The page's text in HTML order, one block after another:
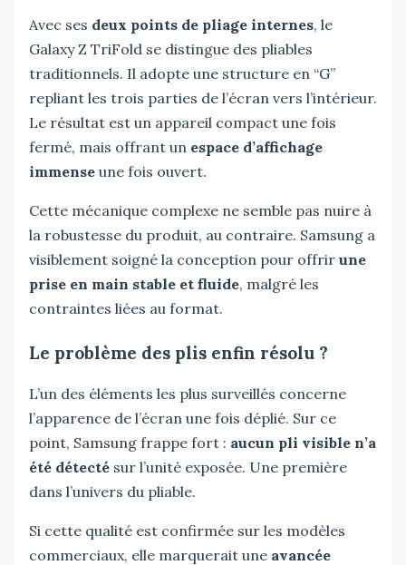
Avec ses deux points de pliage internes, le
Galaxy Z TriFold se distingue des pliables
traditionnels. Il adopte une structure en “G”
repliant les trois parties de l’écran vers l’intérieur.
Le résultat est un appareil compact une fois
fermé, mais offrant un espace d’affichage
immense une fois ouvert.
Cette mécanique complexe ne semble pas nuire à
la robustesse du produit, au contraire. Samsung a
visiblement soigné la conception pour offrir une
prise en main stable et fluide, malgré les
contraintes liées au format.
Le problème des plis enfin résolu ?
L’un des éléments les plus surveillés concerne
l’apparence de l’écran une fois déplié. Sur ce
point, Samsung frappe fort : aucun pli visible n’a
été détecté sur l’unité exposée. Une première
dans l’univers du pliable.
Si cette qualité est confirmée sur les modèles
commerciaux, elle marquerait une avancée